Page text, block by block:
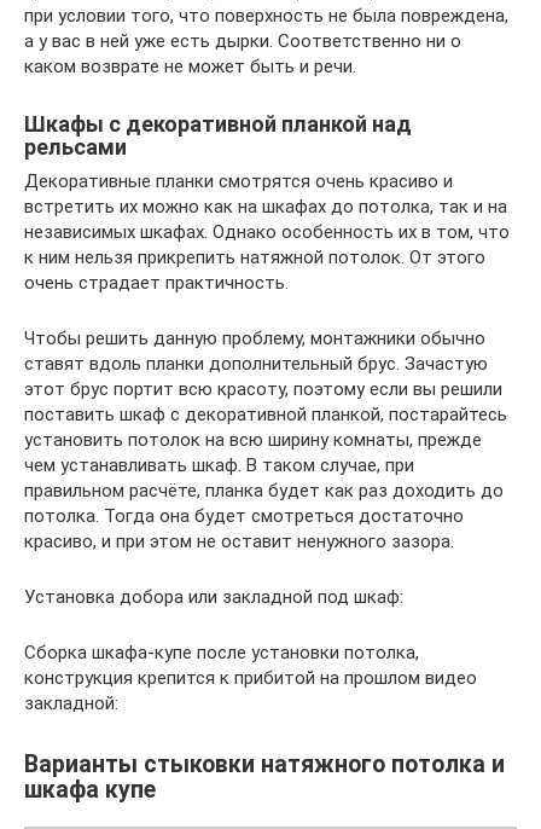
при условии того, что поверхность не была повреждена,
а у вас в ней уже есть дырки. Соответственно ни о
каком возврате не может быть и речи.
Шкафы с декоративной планкой над
рельсами
Декоративные планки смотрятся очень красиво и
встретить их можно как на шкафах до потолка, так и на
независимых шкафах. Однако особенность их в том, что
к ним нельзя прикрепить натяжной потолок. От этого
очень страдает практичность.
Чтобы решить данную проблему, монтажники обычно
ставят вдоль планки дополнительный брус. Зачастую
этот брус портит всю красоту, поэтому если вы решили
поставить шкаф с декоративной планкой, постарайтесь
установить потолок на всю ширину комнаты, прежде
чем устанавливать шкаф. В таком случае, при
правильном расчёте, планка будет как раз доходить до
потолка. Тогда она будет смотреться достаточно
красиво, и при этом не оставит ненужного зазора.
Установка добора или закладной под шкаф:
Сборка шкафа-купе после установки потолка,
конструкция крепится к прибитой на прошлом видео
закладной:
Варианты стыковки натяжного потолка и
шкафа купе